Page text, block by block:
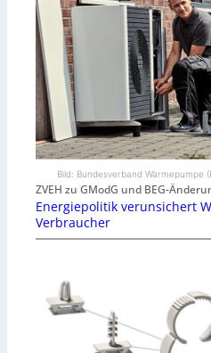
Bild: Bundesverband Wärmepumpe
ZVEH zu GModG und BEG-
Energiepolitik verunsichert
Verbraucher